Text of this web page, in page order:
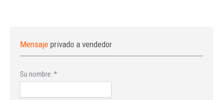
Mensaje privado a vendedor
Su nombre: *